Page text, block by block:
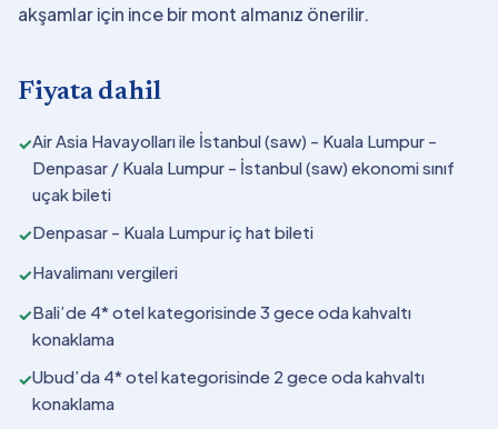
akşamlar için ince bir mont almanız önerilir.
Fiyata dahil
✓Air Asia Havayolları ile İstanbul (saw) - Kuala Lumpur -
Denpasar / Kuala Lumpur - İstanbul (saw) ekonomi sınıf
uçak bileti
✓Denpasar - Kuala Lumpur iç hat bileti
✓Havalimanı vergileri
✓Bali’de 4* otel kategorisinde 3 gece oda kahvaltı
konaklama
✓Ubud’da 4* otel kategorisinde 2 gece oda kahvaltı
konaklama